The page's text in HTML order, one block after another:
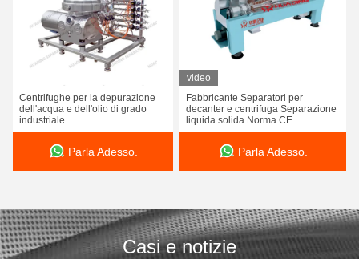
Centrifughe per la depurazione
dell'acqua e dell'olio di grado
industriale
Parla Adesso.
video
Fabbricante Separatori per
decanter e centrifuga Separazione
liquida solida Norma CE
Parla Adesso.
Casi e notizie